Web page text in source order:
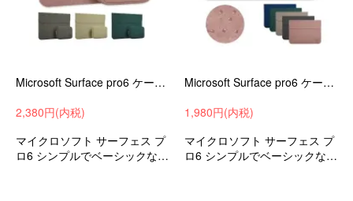
Microsoft Surface pro6 ケース/カバー レザー ポーチ/カバン スリーブ 高級PU レザー 電源収納ポーチ サーフェス プロ6 pro6-wa305-s81101
2,380円(内税)
マイクロソフト サーフェス プ
ロ6 シンプルでベーシックなデ
Microsoft Surface pro6 ケース/カバー レザー ポーチ/カバン スリーブ 高級PU レザー サーフェス プロ6 pro6-wb310-s81101
1,980円(内税)
マイクロソフト サーフェス プ
ロ6 シンプルでベーシックなデ